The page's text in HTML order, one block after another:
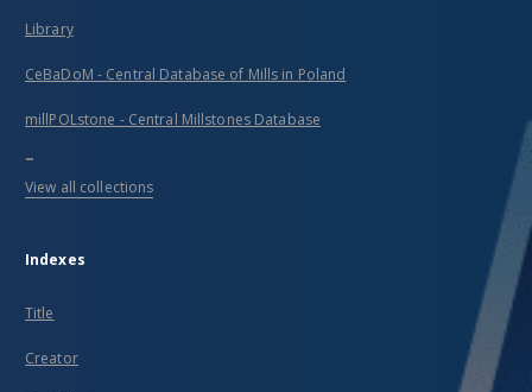
Library
CeBaDoM - Central Database of Mills in Poland
millPOLstone - Central Millstones Database
...
View all collections
Indexes
Title
Creator